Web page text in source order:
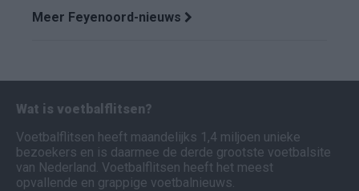
Meer Feyenoord-nieuws
Wat is voetbalflitsen?
Voetbalflitsen heeft maandelijks 1,4 miljoen unieke
bezoekers en is daarmee de derde grootste voetbalsite
van Nederland. Voetbalflitsen heeft het meest
opvallende en grappige voetbalnieuws.